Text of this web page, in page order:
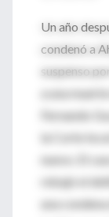
Un año
condenó a
suspenso
a una
Fernando
la Corte
nuevo. El
rebajó el
una